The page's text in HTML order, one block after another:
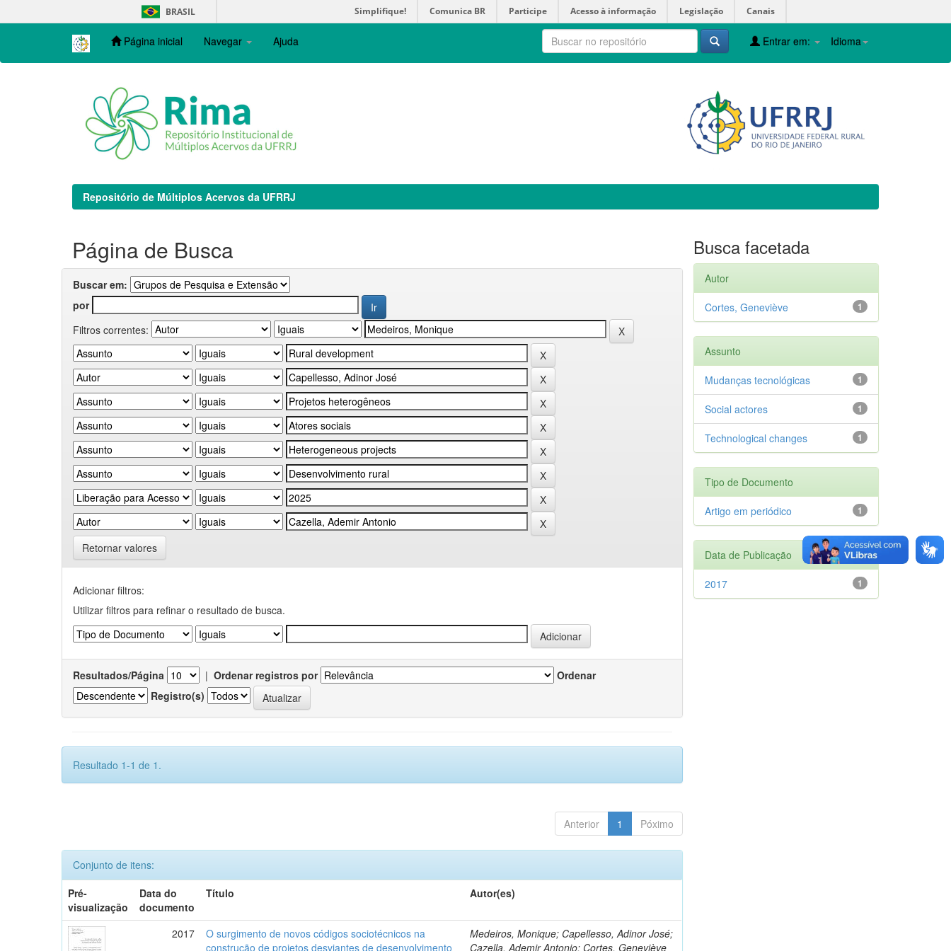
navigation
BRASIL Simplifique! Comunica BR Participe Acesso à informação Legislação Canais
Página inicial Navegar Ajuda Idioma
Entrar em:
Repositório de Múltiplos Acervos da UFRRJ
Página de Busca
Buscar em:
por
Filtros correntes:
Retornar valores
Adicionar filtros:
Utilizar filtros para refinar o resultado de busca.
Resultados/Página | Ordenar registros por
Ordenar
Registro(s)
Resultado 1-1 de 1.
Anterior 1 Póximo
Conjunto de itens:
Pré-
visualização
Data do
documento
Título Autor(es)
2017
O surgimento de novos códigos sociotécnicos na
construção de projetos desviantes de desenvolvimento
Medeiros, Monique; Capellesso, Adinor José;
Cazella, Ademir Antonio; Cortes, Geneviève
Busca facetada
Autor
1
Cortes, Geneviève
Assunto
1
Mudanças tecnológicas
1
Social actores
1
Technological changes
Tipo de Documento
1
Artigo em periódico
Data de Publicação
1
2017